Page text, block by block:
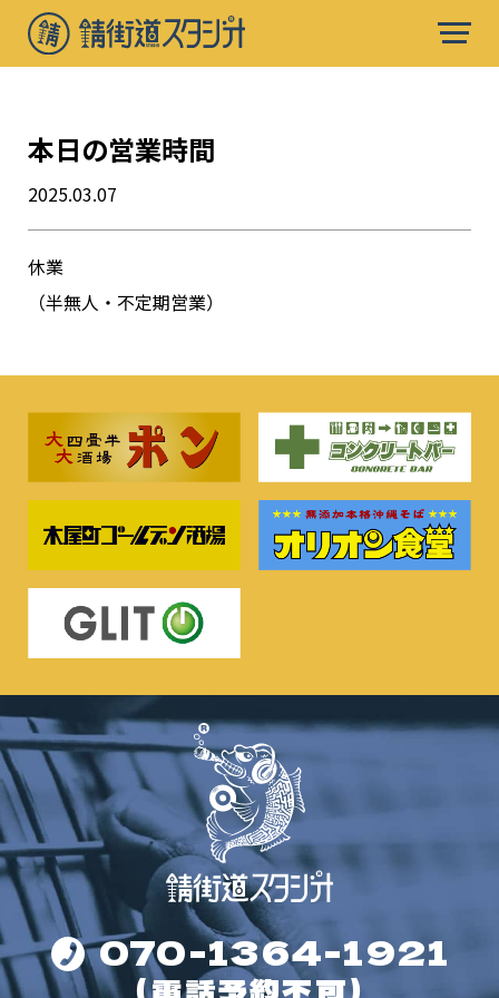
本日の営業時間
2025.03.07
休業
（半無人・不定期営業）
070-1364-1921